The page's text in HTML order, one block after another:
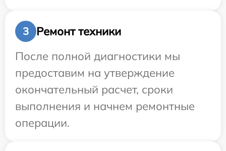
3
Ремонт техники
После полной диагностики мы
предоставим на утверждение
окончательный расчет, сроки
выполнения и начнем ремонтные
операции.